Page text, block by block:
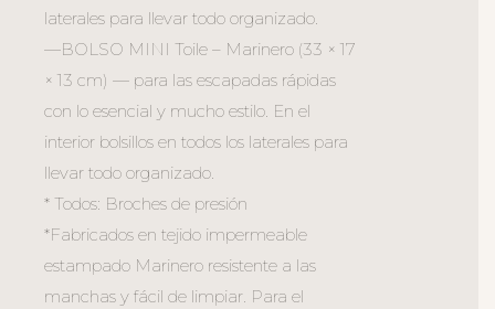
laterales para llevar todo organizado.
—BOLSO MINI Toile – Marinero (33 × 17
× 13 cm) — para las escapadas rápidas
con lo esencial y mucho estilo. En el
interior bolsillos en todos los laterales para
llevar todo organizado.
* Todos: Broches de presión
*Fabricados en tejido impermeable
estampado Marinero resistente a las
manchas y fácil de limpiar. Para el